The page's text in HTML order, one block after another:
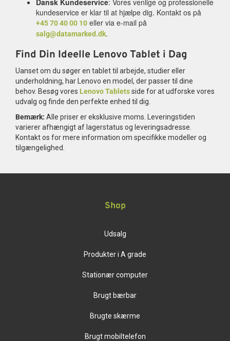
Dansk Kundeservice: Vores venlige og professionelle
kundeservice er klar til at hjælpe dig. Kontakt os på
+45 70 40 00 10 eller via e-mail på
salg@datamarked.dk.
Find Din Ideelle Lenovo Tablet i Dag
Uanset om du søger en tablet til arbejde, studier eller
underholdning, har Lenovo en model, der passer til dine
behov. Besøg vores Lenovo Tabletsside for at udforske vores
udvalg og finde den perfekte enhed til dig.
Bemærk: Alle priser er eksklusive moms. Leveringstiden
varierer afhængigt af lagerstatus og leveringsadresse.
Kontakt os for mere information om specifikke modeller og
tilgængelighed.
Shop
Udsalg
Produkter i A grade
Stationær computer
Brugt bærbar
Brugte skærme
Brugt mobiltelefon